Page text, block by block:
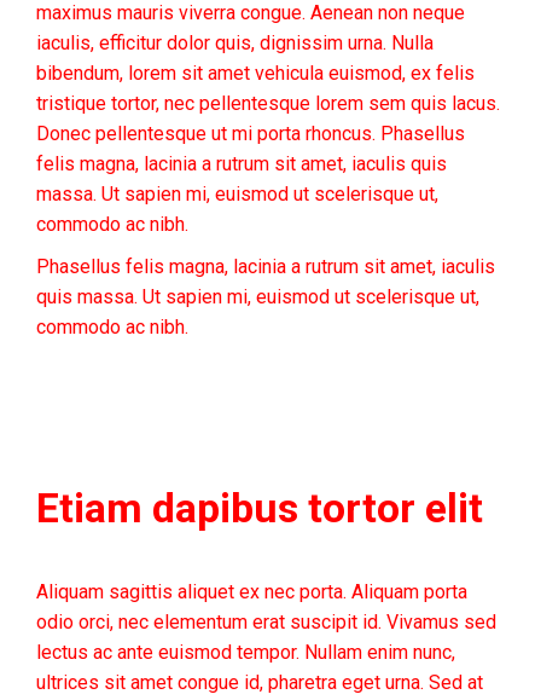
maximus mauris viverra congue. Aenean non neque
iaculis, efficitur dolor quis, dignissim urna. Nulla
bibendum, lorem sit amet vehicula euismod, ex felis
tristique tortor, nec pellentesque lorem sem quis lacus.
Donec pellentesque ut mi porta rhoncus. Phasellus
felis magna, lacinia a rutrum sit amet, iaculis quis
massa. Ut sapien mi, euismod ut scelerisque ut,
commodo ac nibh.
Phasellus felis magna, lacinia a rutrum sit amet, iaculis
quis massa. Ut sapien mi, euismod ut scelerisque ut,
commodo ac nibh.
Etiam dapibus tortor elit
Aliquam sagittis aliquet ex nec porta. Aliquam porta
odio orci, nec elementum erat suscipit id. Vivamus sed
lectus ac ante euismod tempor. Nullam enim nunc,
ultrices sit amet congue id, pharetra eget urna. Sed at